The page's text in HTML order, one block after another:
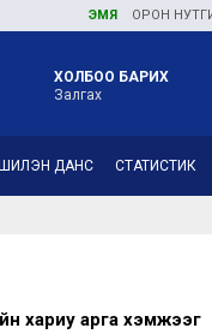
ОРОН НУТГИЙН
ХОЛБОО БАРИХ
Залгах
ШИЛЭН ДАНС СТАТИСТИК
хариу арга хэмжээг